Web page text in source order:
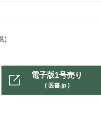
電子版1号売り
( 医書.jp )